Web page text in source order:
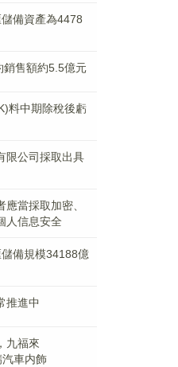
備資產為4478
售額約5.5億元
料中期除稅後虧
限公司採取出具
當採取加密、
人信息安全
備規模34188億
推進中
九福來
車内飾